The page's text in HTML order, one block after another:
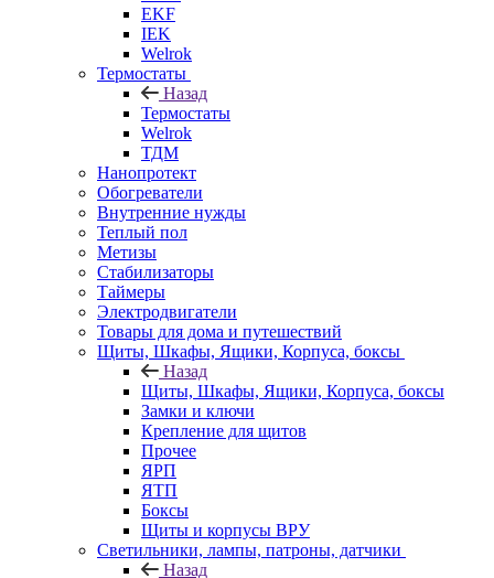
EKF
IEK
Welrok
Термостаты
Назад
Термостаты
Welrok
ТДМ
Нанопротект
Обогреватели
Внутренние нужды
Теплый пол
Метизы
Стабилизаторы
Таймеры
Электродвигатели
Товары для дома и путешествий
Щиты, Шкафы, Ящики, Корпуса, боксы
Назад
Щиты, Шкафы, Ящики, Корпуса, боксы
Замки и ключи
Крепление для щитов
Прочее
ЯРП
ЯТП
Боксы
Щиты и корпусы ВРУ
Светильники, лампы, патроны, датчики
Назад